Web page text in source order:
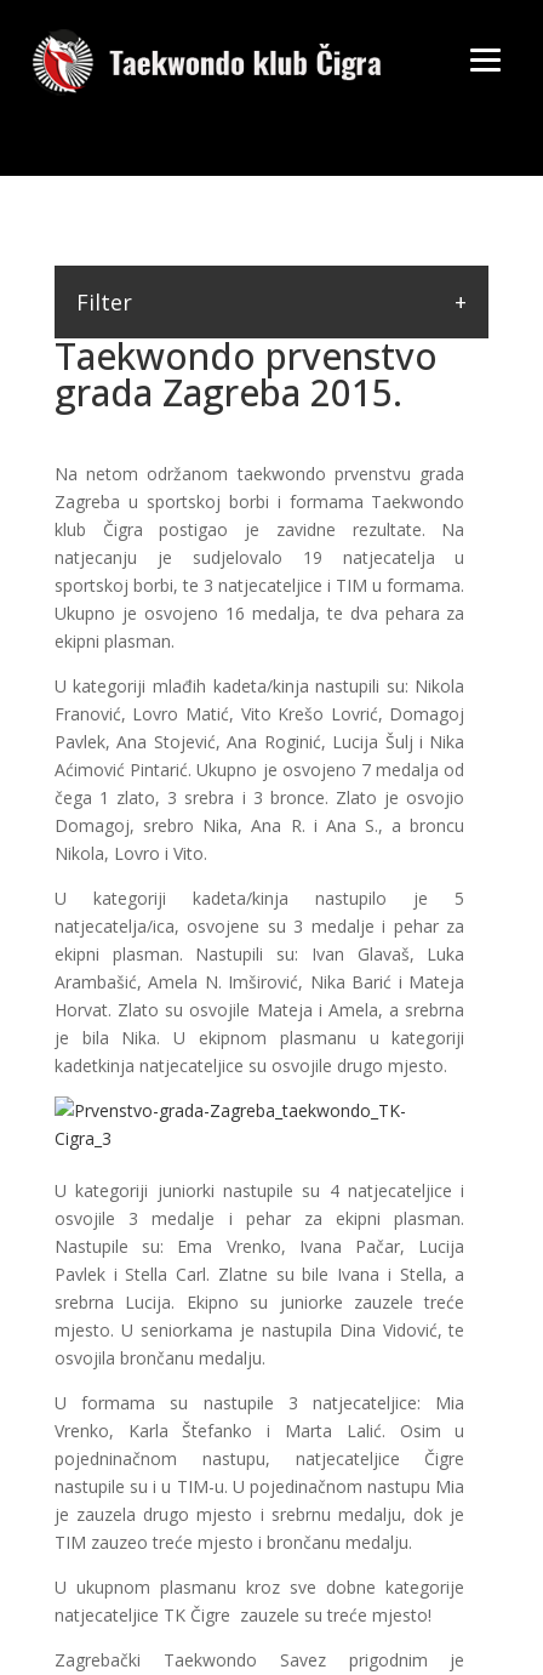
Taekwondo prvenstvo
grada Zagreba 2015.
Na netom održanom taekwondo prvenstvu grada
Zagreba u sportskoj borbi i formama Taekwondo
klub Čigra postigao je zavidne rezultate. Na
natjecanju je sudjelovalo 19 natjecatelja u
sportskoj borbi, te 3 natjecateljice i TIM u formama.
Ukupno je osvojeno 16 medalja, te dva pehara za
ekipni plasman.
U kategoriji mlađih kadeta/kinja nastupili su: Nikola
Franović, Lovro Matić, Vito Krešo Lovrić, Domagoj
Pavlek, Ana Stojević, Ana Roginić, Lucija Šulj i Nika
Aćimović Pintarić. Ukupno je osvojeno 7 medalja od
čega 1 zlato, 3 srebra i 3 bronce. Zlato je osvojio
Domagoj, srebro Nika, Ana R. i Ana S., a broncu
Nikola, Lovro i Vito.
U kategoriji kadeta/kinja nastupilo je 5
natjecatelja/ica, osvojene su 3 medalje i pehar za
ekipni plasman. Nastupili su: Ivan Glavaš, Luka
Arambašić, Amela N. Imširović, Nika Barić i Mateja
Horvat. Zlato su osvojile Mateja i Amela, a srebrna
je bila Nika. U ekipnom plasmanu u kategoriji
kadetkinja natjecateljice su osvojile drugo mjesto.
U kategoriji juniorki nastupile su 4 natjecateljice i
osvojile 3 medalje i pehar za ekipni plasman.
Nastupile su: Ema Vrenko, Ivana Pačar, Lucija
Pavlek i Stella Carl. Zlatne su bile Ivana i Stella, a
srebrna Lucija. Ekipno su juniorke zauzele treće
mjesto. U seniorkama je nastupila Dina Vidović, te
osvojila brončanu medalju.
U formama su nastupile 3 natjecateljice: Mia
Vrenko, Karla Štefanko i Marta Lalić. Osim u
pojedninačnom nastupu, natjecateljice Čigre
nastupile su i u TIM-u. U pojedinačnom nastupu Mia
je zauzela drugo mjesto i srebrnu medalju, dok je
TIM zauzeo treće mjesto i brončanu medalju.
U ukupnom plasmanu kroz sve dobne kategorije
natjecateljice TK Čigre zauzele su treće mjesto!
Zagrebački Taekwondo Savez prigodnim je
Filter